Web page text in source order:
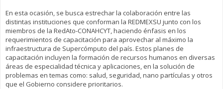
En esta ocasión, se busca estrechar la colaboración entre las
distintas instituciones que conforman la REDMEXSU junto con los
miembros de la RedAto-CONAHCYT, haciendo énfasis en los
requerimientos de capacitación para aprovechar al máximo la
infraestructura de Supercómputo del país. Estos planes de
capacitación incluyen la formación de recursos humanos en diversas
áreas de especialidad técnica y aplicaciones, en la solución de
problemas en temas como: salud, seguridad, nano partículas y otros
que el Gobierno considere prioritarios.